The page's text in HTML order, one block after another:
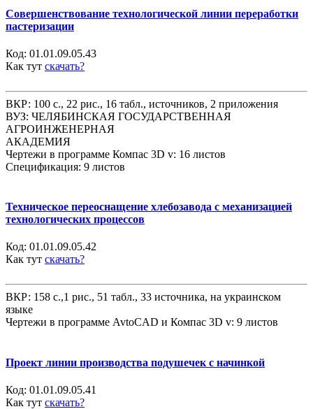
Совершенствование технологической линии переработки
пастеризации
Код: 01.01.09.05.43
Как тут скачать?
ВКР: 100 с., 22 рис., 16 табл., источников, 2 приложения
ВУЗ: ЧЕЛЯБИНСКАЯ ГОСУДАРСТВЕННАЯ
АГРОИНЖЕНЕРНАЯ
АКАДЕМИЯ
Чертежи в программе Компас 3D v: 16 листов
Спецификация: 9 листов
Техническое переоснащение хлебозавода с механизацией
технологических процессов
Код: 01.01.09.05.42
Как тут скачать?
ВКР: 158 с.,1 рис., 51 табл., 33 источника, на украинском
языке
Чертежи в программе AvtoCAD и Компас 3D v: 9 листов
Проект линии производства подушечек с начинкой
Код: 01.01.09.05.41
Как тут скачать?